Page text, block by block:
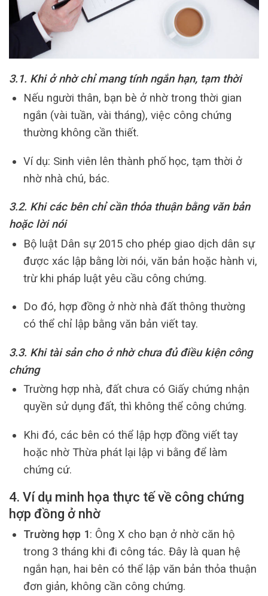
3.1. Khi ở nhờ chỉ mang tính ngắn hạn, tạm thời
Nếu người thân, bạn bè ở nhờ trong thời gian
ngắn (vài tuần, vài tháng), việc công chứng
thường không cần thiết.
Ví dụ: Sinh viên lên thành phố học, tạm thời ở
nhờ nhà chú, bác.
3.2. Khi các bên chỉ cần thỏa thuận bằng văn bản
hoặc lời nói
Bộ luật Dân sự 2015 cho phép giao dịch dân sự
được xác lập bằng lời nói, văn bản hoặc hành vi,
trừ khi pháp luật yêu cầu công chứng.
Do đó, hợp đồng ở nhờ nhà đất thông thường
có thể chỉ lập bằng văn bản viết tay.
3.3. Khi tài sản cho ở nhờ chưa đủ điều kiện công
chứng
Trường hợp nhà, đất chưa có Giấy chứng nhận
quyền sử dụng đất, thì không thể công chứng.
Khi đó, các bên có thể lập hợp đồng viết tay
hoặc nhờ Thừa phát lại lập vi bằng để làm
chứng cứ.
4. Ví dụ minh họa thực tế về công chứng
hợp đồng ở nhờ
Trường hợp 1: Ông X cho bạn ở nhờ căn hộ
trong 3 tháng khi đi công tác. Đây là quan hệ
ngắn hạn, hai bên có thể lập văn bản thỏa thuận
đơn giản, không cần công chứng.